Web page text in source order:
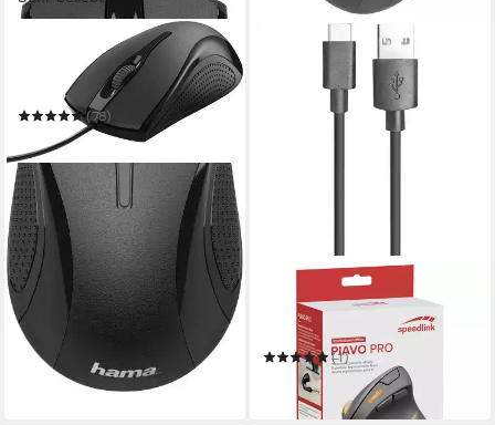
Computermaus mit Kabel für
Rechtshänder und
Linkshänder, PC Maus Maus
(78)
ab 5,68 € UVP6,99 €
-19%
in 2-3 Werktagen bei dir
Rechargeable Ergonomic
Mouse - wireless, rubber-
black SL-630026-BK Mäuse
(1)
ab 30,94 €
in 3-4 Werktagen bei dir